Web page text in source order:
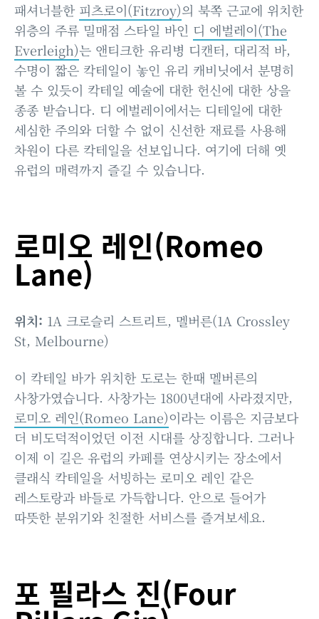
패셔너블한 피츠로이(Fitzroy)의 북쪽 근교에 위치한
위층의 주류 밀매점 스타일 바인 디 에벌레이(The
Everleigh)는 앤티크한 유리병 디캔터, 대리적 바,
수명이 짧은 칵테일이 놓인 유리 캐비닛에서 분명히
볼 수 있듯이 칵테일 예술에 대한 헌신에 대한 상을
종종 받습니다. 디 에벌레이에서는 디테일에 대한
세심한 주의와 더할 수 없이 신선한 재료를 사용해
차원이 다른 칵테일을 선보입니다. 여기에 더해 옛
유럽의 매력까지 즐길 수 있습니다.
로미오 레인(Romeo
Lane)
위치: 1A 크로슬리 스트리트, 멜버른(1A Crossley
St, Melbourne)
이 칵테일 바가 위치한 도로는 한때 멜버른의
사창가였습니다. 사창가는 1800년대에 사라졌지만,
로미오 레인(Romeo Lane)이라는 이름은 지금보다
더 비도덕적이었던 이전 시대를 상징합니다. 그러나
이제 이 길은 유럽의 카페를 연상시키는 장소에서
클래식 칵테일을 서빙하는 로미오 레인 같은
레스토랑과 바들로 가득합니다. 안으로 들어가
따뜻한 분위기와 친절한 서비스를 즐겨보세요.
포 필라스 진(Four